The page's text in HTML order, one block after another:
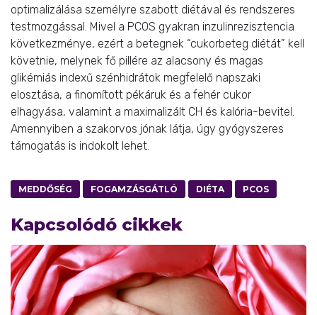
optimalizálása személyre szabott diétával és rendszeres
testmozgással. Mivel a PCOS gyakran inzulinrezisztencia
következménye, ezért a betegnek “cukorbeteg diétát” kell
követnie, melynek fő pillére az alacsony és magas
glikémiás indexű szénhidrátok megfelelő napszaki
elosztása, a finomított pékáruk és a fehér cukor
elhagyása, valamint a maximalizált CH és kalória-bevitel.
Amennyiben a szakorvos jónak látja, úgy gyógyszeres
támogatás is indokolt lehet.
MEDDŐSÉG FOGAMZÁSGÁTLÓ DIÉTA PCOS
Kapcsolódó cikkek